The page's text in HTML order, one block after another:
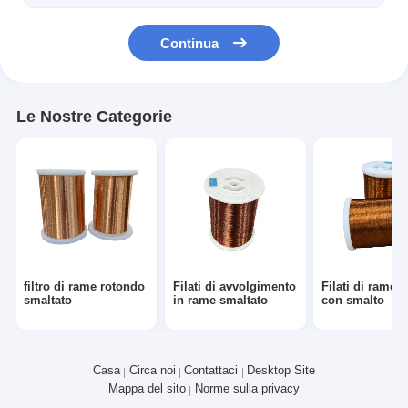
Continua
Le Nostre Categorie
filtro di rame rotondo
smaltato
Filati di avvolgimento
in rame smaltato
Filati di rame
con smalto
Casa Circa noi Contattaci
Desktop Site
Mappa del sito
Norme sulla privacy